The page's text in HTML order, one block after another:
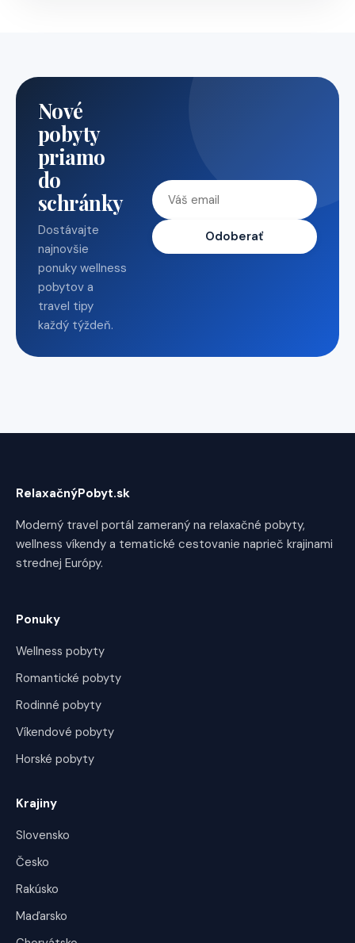
Nové
pobyty
priamo
do
schránky
Dostávajte
najnovšie
ponuky wellness
pobytov a
travel tipy
každý týždeň.
Odoberať
RelaxačnýPobyt.sk
Moderný travel portál zameraný na relaxačné pobyty,
wellness víkendy a tematické cestovanie naprieč krajinami
strednej Európy.
Ponuky
Wellness pobyty
Romantické pobyty
Rodinné pobyty
Víkendové pobyty
Horské pobyty
Krajiny
Slovensko
Česko
Rakúsko
Maďarsko